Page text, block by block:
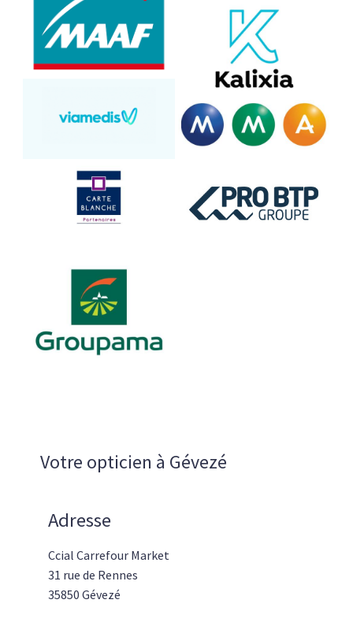
Votre opticien à Gévezé
Adresse
Ccial Carrefour Market
31 rue de Rennes
35850 Gévezé